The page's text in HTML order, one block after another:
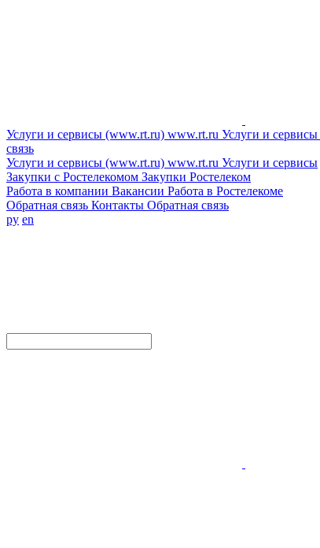
Услуги и сервисы (www.rt.ru) www.rt.ru Услуги и сервисы
связь
Услуги и сервисы (www.rt.ru) www.rt.ru Услуги и сервисы
Закупки с Ростелекомом Закупки Ростелеком
Работа в компании Вакансии Работа в Ростелекоме
Обратная связь Контакты Обратная связь
ру en